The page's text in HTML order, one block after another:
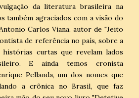
da literatura brasileira na
também agraciados com a visão do
Carlos Viana, autor de "Jeito
de referência no país, sobre a
histórias curtas que revelam lados
E ainda temos cronista
Pellanda, um dos nomes que
a crônica no Brasil, que faz